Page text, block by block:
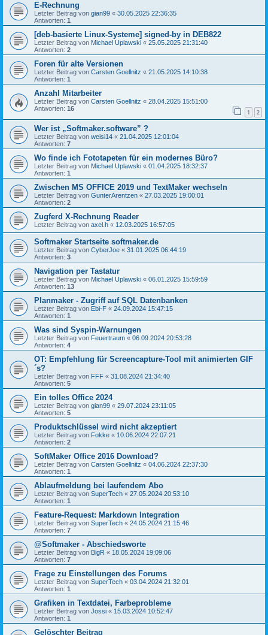
E-Rechnung
Letzter Beitrag von gian99 « 30.05.2025 22:36:35
Antworten: 1
[deb-basierte Linux-Systeme] signed-by in DEB822
Letzter Beitrag von Michael Uplawski « 25.05.2025 21:31:40
Antworten: 2
Foren für alte Versionen
Letzter Beitrag von Carsten Goellnitz « 21.05.2025 14:10:38
Antworten: 1
Anzahl Mitarbeiter
Letzter Beitrag von Carsten Goellnitz « 28.04.2025 15:51:00
Antworten: 16 1 2
Wer ist „Softmaker.software” ?
Letzter Beitrag von weisi14 « 21.04.2025 12:01:04
Antworten: 7
Wo finde ich Fototapeten für ein modernes Büro?
Letzter Beitrag von Michael Uplawski « 01.04.2025 18:32:37
Antworten: 1
Zwischen MS OFFICE 2019 und TextMaker wechseln
Letzter Beitrag von GunterArentzen « 27.03.2025 19:00:01
Antworten: 2
Zugferd X-Rechnung Reader
Letzter Beitrag von axel.h « 12.03.2025 16:57:05
Softmaker Startseite softmaker.de
Letzter Beitrag von CyberJoe « 31.01.2025 06:44:19
Antworten: 3
Navigation per Tastatur
Letzter Beitrag von Michael Uplawski « 06.01.2025 15:59:59
Antworten: 13
Planmaker - Zugriff auf SQL Datenbanken
Letzter Beitrag von Ebi-F « 24.09.2024 15:47:15
Antworten: 1
Was sind Syspin-Warnungen
Letzter Beitrag von Feuertraum « 06.09.2024 20:53:28
Antworten: 4
OT: Empfehlung für Screencapture-Tool mit animierten GIF
´s?
Letzter Beitrag von FFF « 31.08.2024 21:34:40
Antworten: 5
Ein tolles Office 2024
Letzter Beitrag von gian99 « 29.07.2024 23:11:05
Antworten: 5
Produktschlüssel wird nicht akzeptiert
Letzter Beitrag von Fokke « 10.06.2024 22:07:21
Antworten: 2
SoftMaker Office 2016 Download?
Letzter Beitrag von Carsten Goellnitz « 04.06.2024 22:37:30
Antworten: 1
Ablaufmeldung bei laufendem Abo
Letzter Beitrag von SuperTech « 27.05.2024 20:53:10
Antworten: 1
Feature-Request: Markdown Integration
Letzter Beitrag von SuperTech « 24.05.2024 21:15:46
Antworten: 7
@Softmaker - Abschiedsworte
Letzter Beitrag von BigR « 18.05.2024 19:09:06
Antworten: 7
Frage zu Einstellungen des Forums
Letzter Beitrag von SuperTech « 03.04.2024 21:32:01
Antworten: 1
Grafiken in Textdatei, Farbeprobleme
Letzter Beitrag von Jossi « 15.03.2024 10:52:47
Antworten: 1
Gelöschter Beitrag